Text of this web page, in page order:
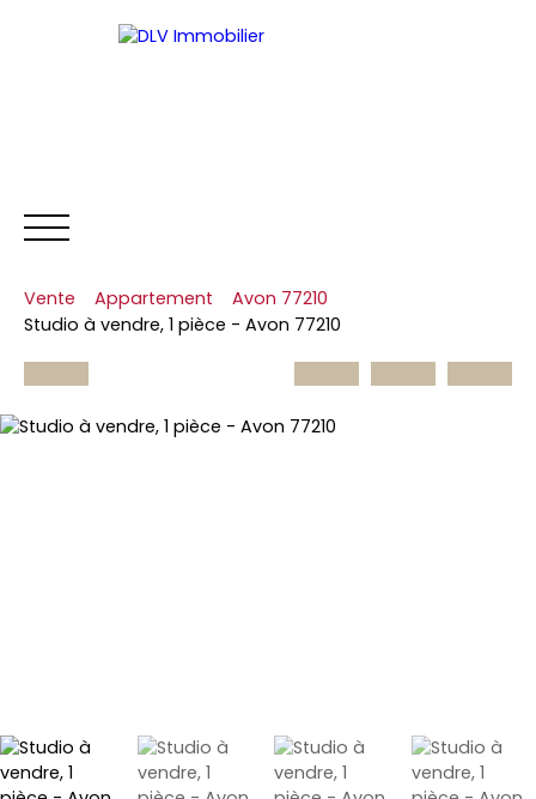
NOS BIENS ESTIMER
Vente Appartement
Avon 77210
Studio à vendre, 1 pièce - Avon 77210